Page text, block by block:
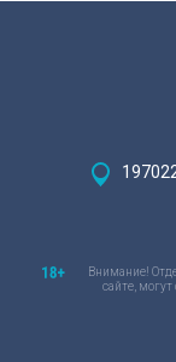
Внимание!
сайте,